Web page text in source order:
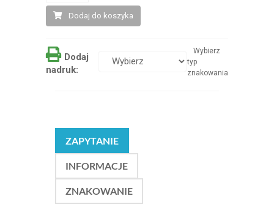
Dodaj do koszyka
Dodaj
nadruk:
Wybierz
typ
znakowania
ZAPYTANIE
INFORMACJE
ZNAKOWANIE